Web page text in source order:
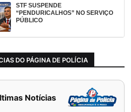
STF SUSPENDE
“PENDURICALHOS” NO SERVIÇO
PÚBLICO
DO PÁGINA DE POLÍCIA
Notícias